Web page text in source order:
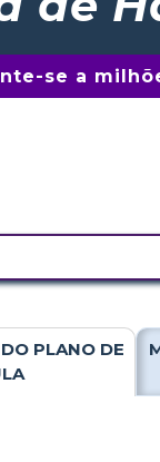
se a
PLANO DE